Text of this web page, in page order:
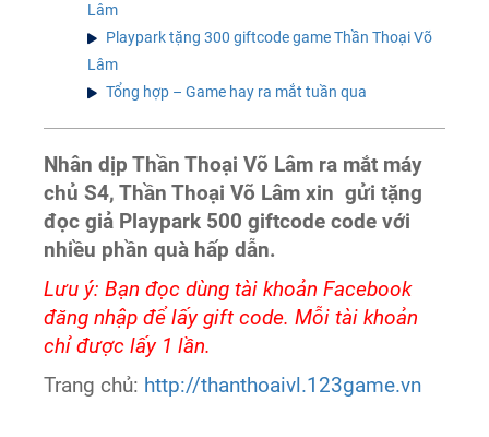
Lâm
Playpark tặng 300 giftcode game Thần Thoại Võ
Lâm
Tổng hợp – Game hay ra mắt tuần qua
Nhân dịp Thần Thoại Võ Lâm ra mắt máy
chủ S4, Thần Thoại Võ Lâm xin gửi tặng
đọc giả Playpark 500 giftcode code với
nhiều phần quà hấp dẫn.
Lưu ý: Bạn đọc dùng tài khoản Facebook
đăng nhập để lấy gift code. Mỗi tài khoản
chỉ được lấy 1 lần.
Trang chủ: http://thanthoaivl.123game.vn